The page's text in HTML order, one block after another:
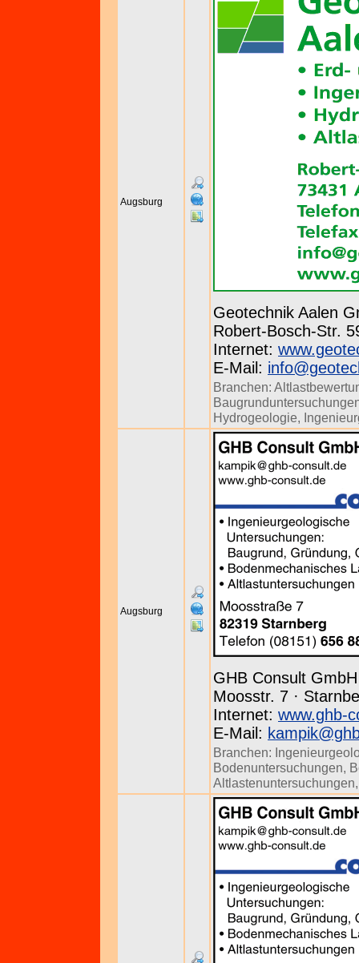
Augsburg
Geotechnik Aalen
Robert-Bosch-Str.
Internet:
E-Mail:
Branchen:
Hydrogeologie,
Augsburg
GHB Consult GmbH
Moosstr. 7 ·
Internet: www.ghb-
E-Mail:
Branchen:
Bodenuntersuchungen,
Altlastenuntersuchungen